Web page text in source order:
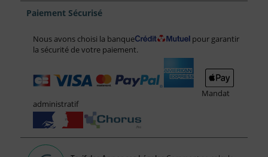
Paiement Sécurisé
Nous avons choisi la banque
pour garantir
la sécurité de votre paiement.
Mandat
administratif